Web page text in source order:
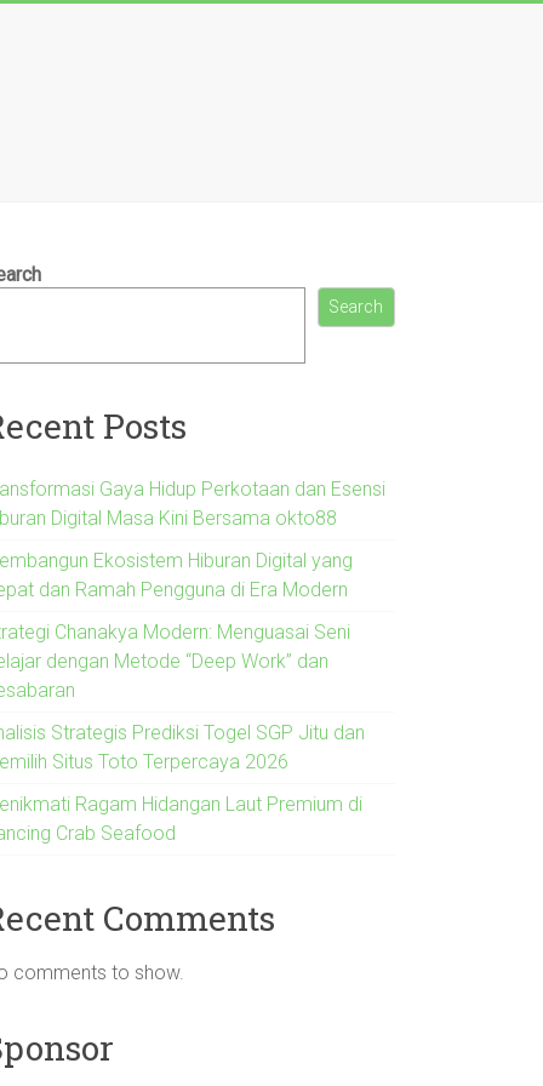
Search
Posts
Gaya Hidup Perkotaan dan Esensi
Digital Masa Kini Bersama okto88
Ekosistem Hiburan Digital yang
dan Ramah Pengguna di Era Modern
Chanakya Modern: Menguasai Seni
dengan Metode “Deep Work” dan
Strategis Prediksi Togel SGP Jitu dan
Situs Toto Terpercaya 2026
Ragam Hidangan Laut Premium di
Crab Seafood
Comments
comments to show.